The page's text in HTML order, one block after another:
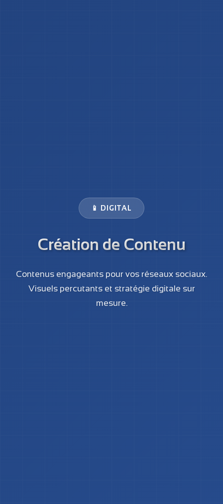
📱 DIGITAL
Création de Contenu
Contenus engageants pour vos réseaux sociaux.
Visuels percutants et stratégie digitale sur
mesure.